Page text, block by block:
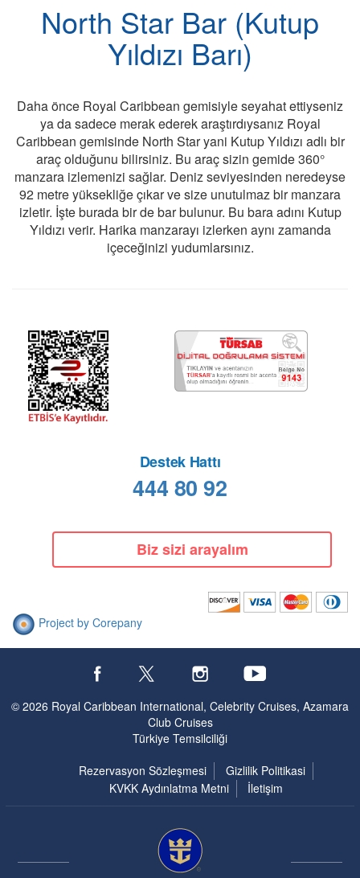
North Star Bar (Kutup
Yıldızı Barı)
Daha önce Royal Caribbean gemisiyle seyahat ettiyseniz
ya da sadece merak ederek araştırdıysanız Royal
Caribbean gemisinde North Star yani Kutup Yıldızı adlı bir
araç olduğunu bilirsiniz. Bu araç sizin gemide 360°
manzara izlemenizi sağlar. Deniz seviyesinden neredeyse
92 metre yüksekliğe çıkar ve size unutulmaz bir manzara
izletir. İşte burada bir de bar bulunur. Bu bara adını Kutup
Yıldızı verir. Harika manzarayı izlerken aynı zamanda
içeceğinizi yudumlarsınız.
Destek Hattı
444 80 92
Biz sizi arayalım
Project by Corepany
© 2026 Royal Caribbean International, Celebrity Cruises, Azamara
Club Cruises
Türkiye Temsilciliği
Rezervasyon Sözleşmesi
Gizlilik Politikasi
KVKK Aydınlatma Metni
İletişim